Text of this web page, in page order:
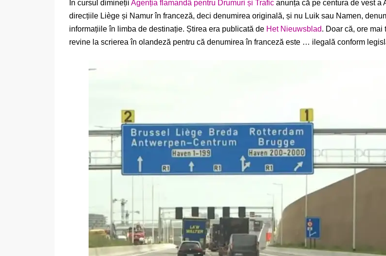
În cursul dimineții Agenția flamandâ pentru Drumuri și Trafic anunța că pe centura de vest a
direcțiile Liège și Namur în franceză, deci denumirea originală, și nu Luik sau Namen,
informațiile în limba de destinație. Știrea era publicată de Het Nieuwsblad. Doar că, ore
revine la scrierea în olandeză pentru că denumirea în franceză este … ilegală conform